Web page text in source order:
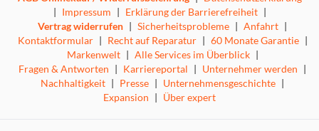
| Impressum | Erklärung der Barrierefreiheit |
Vertrag widerrufen | Sicherheitsprobleme | Anfahrt |
Kontaktformular | Recht auf Reparatur | 60 Monate Garantie |
Markenwelt | Alle Services im Überblick |
Fragen & Antworten | Karriereportal | Unternehmer werden |
Nachhaltigkeit | Presse | Unternehmensgeschichte |
Expansion | Über expert